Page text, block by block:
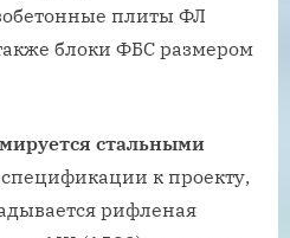
плиты ФЛ
блоки ФБС размером
стальными
спецификации к проекту,
рифленая